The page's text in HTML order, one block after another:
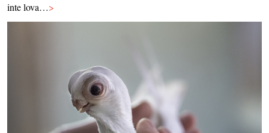
inte lova…>